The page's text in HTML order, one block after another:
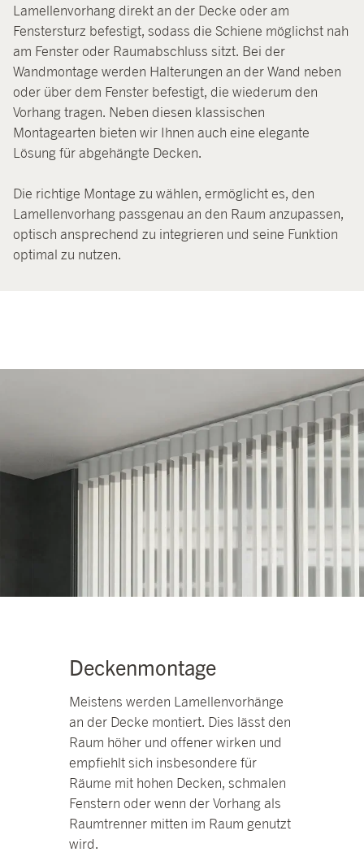
Lamellenvorhang direkt an der Decke oder am
Fenstersturz befestigt, sodass die Schiene möglichst nah
am Fenster oder Raumabschluss sitzt. Bei der
Wandmontage werden Halterungen an der Wand neben
oder über dem Fenster befestigt, die wiederum den
Vorhang tragen. Neben diesen klassischen
Montagearten bieten wir Ihnen auch eine elegante
Lösung für abgehängte Decken.
Die richtige Montage zu wählen, ermöglicht es, den
Lamellenvorhang passgenau an den Raum anzupassen,
optisch ansprechend zu integrieren und seine Funktion
optimal zu nutzen.
Deckenmontage
Meistens werden Lamellenvorhänge
an der Decke montiert. Dies lässt den
Raum höher und offener wirken und
empfiehlt sich insbesondere für
Räume mit hohen Decken, schmalen
Fenstern oder wenn der Vorhang als
Raumtrenner mitten im Raum genutzt
wird.